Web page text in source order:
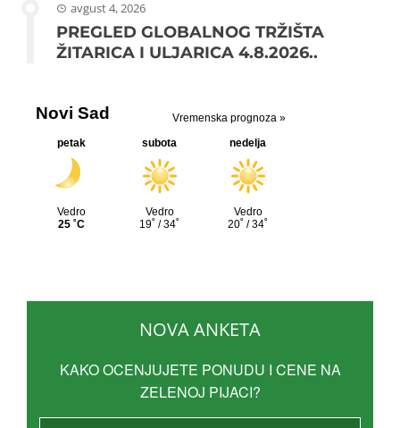
avgust 4, 2026
PREGLED GLOBALNOG TRŽIŠTA
ŽITARICA I ULJARICA 4.8.2026..
NOVA ANKETA
KAKO OCENJUJETE PONUDU I CENE NA
ZELENOJ PIJACI?